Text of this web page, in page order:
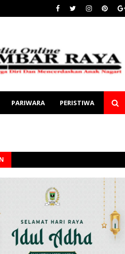
PARIWARA PERISTIWA